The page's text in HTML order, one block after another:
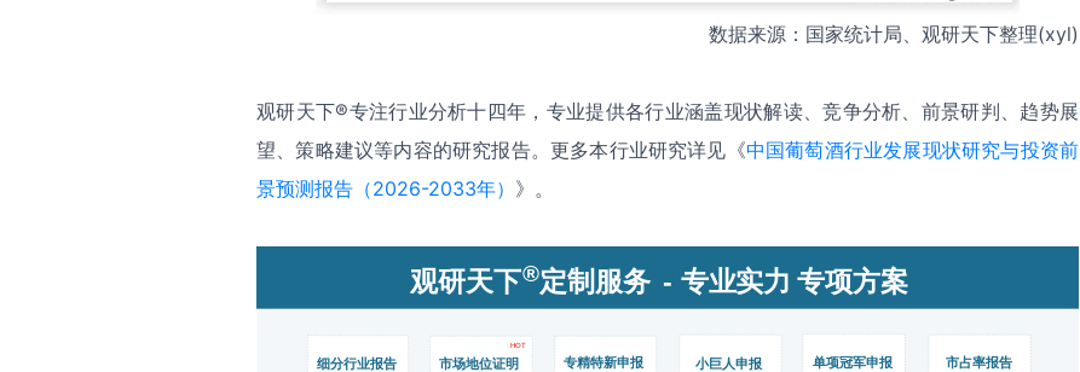
数据来源：国家统计局、观研天下整理(xyl)
观研天下®专注行业分析十四年，专业提供各行业涵盖现状解读、竞争分析、前景研判、趋势展
望、策略建议等内容的研究报告。更多本行业研究详见《中国葡萄酒行业发展现状研究与投资前
景预测报告（2026-2033年） 》。